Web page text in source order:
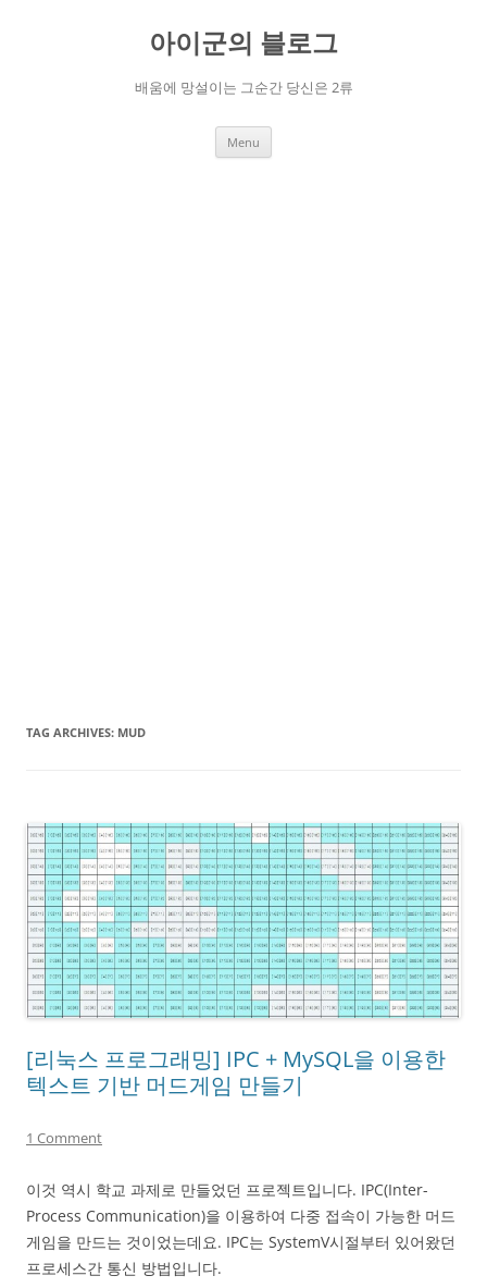
아이군의 블로그
배움에 망설이는 그순간 당신은 2류
Menu
TAG ARCHIVES: MUD
[리눅스 프로그래밍] IPC + MySQL을 이용한
텍스트 기반 머드게임 만들기
1 Comment
이것 역시 학교 과제로 만들었던 프로젝트입니다. IPC(Inter-
Process Communication)을 이용하여 다중 접속이 가능한 머드
게임을 만드는 것이었는데요. IPC는 SystemV시절부터 있어왔던
프로세스간 통신 방법입니다.